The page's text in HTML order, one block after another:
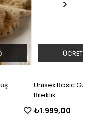
Gümüş Kelepçe
ÜCRETSIZ KARGO